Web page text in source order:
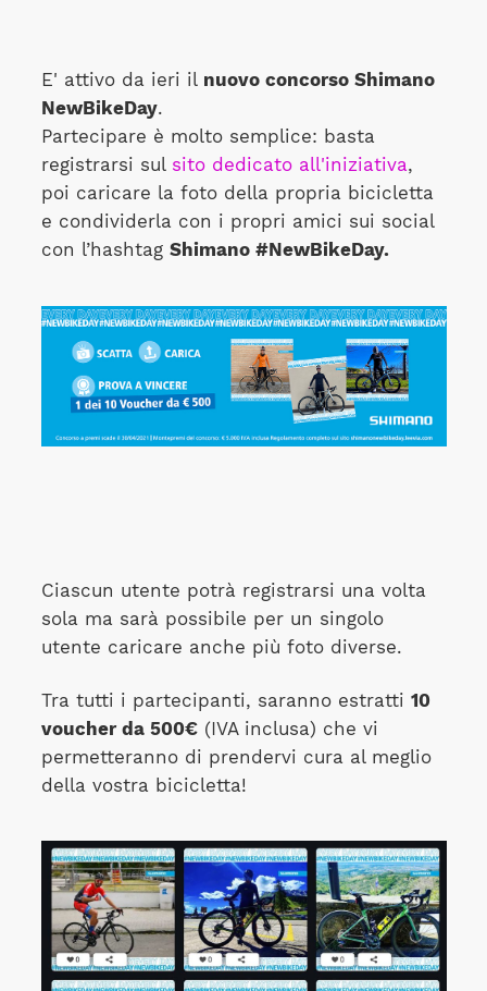
E' attivo da ieri il nuovo concorso Shimano
NewBikeDay.
Partecipare è molto semplice: basta
registrarsi sul sito dedicato all'iniziativa,
poi caricare la foto della propria bicicletta
e condividerla con i propri amici sui social
con l’hashtag Shimano #NewBikeDay.
Ciascun utente potrà registrarsi una volta
sola ma sarà possibile per un singolo
utente caricare anche più foto diverse.
Tra tutti i partecipanti, saranno estratti 10
voucher da 500€(IVA inclusa) che vi
permetteranno di prendervi cura al meglio
della vostra bicicletta!